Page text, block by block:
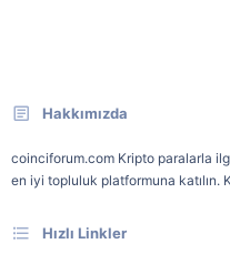
Hakkımızda
coinciforum.com Kripto paralarla
en iyi topluluk platformuna katılın.
Hızlı Linkler